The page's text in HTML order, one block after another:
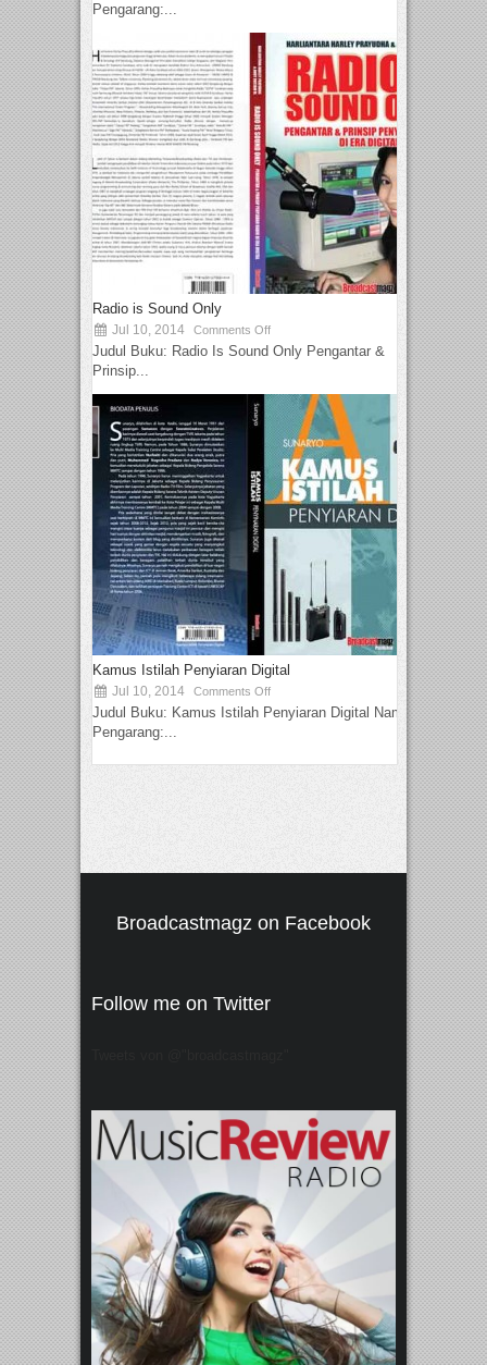
Pengarang:...
Radio is Sound Only
Jul 10, 2014 Comments Off
Judul Buku: Radio Is Sound Only Pengantar &
Prinsip...
Kamus Istilah Penyiaran Digital
Jul 10, 2014 Comments Off
Judul Buku: Kamus Istilah Penyiaran Digital Nama
Pengarang:...
Broadcastmagz on Facebook
Follow me on Twitter